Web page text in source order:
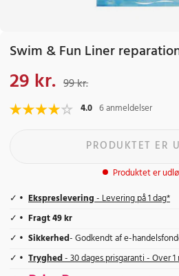
Swim & Fun Liner
Nuværende pris
29 kr. 99 kr.
4.0 6 anmeldelser
PRODUKTET ER
Produktet er
Ekspreslevering- Levering på 1 dag*
Fragt 49 kr
Sikkerhed- Godkendt af e-
Tryghed- 30 dages prisgaranti - Over